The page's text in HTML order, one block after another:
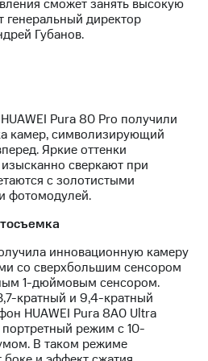
2023
сможет занять высокую
директор
Губанов.
Pura 80 Pro получили
камер, символизирующий
Яркие оттенки
сверкают при
с золотистыми
фотомодулей.
инновационную камеру
со сверхбольшим сенсором
1-дюймовым сенсором.
кратный и 9,4-кратный
HUAWEI Pura 8А0 Ultra
режим с 10-
В таком режиме